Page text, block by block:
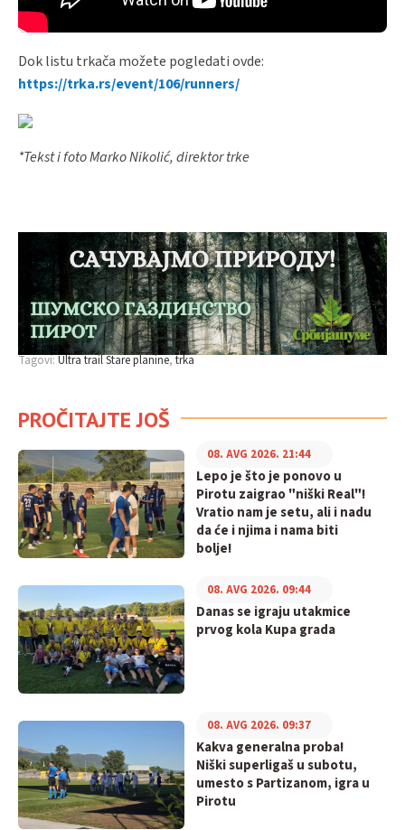
Dok listu trkača možete pogledati ovde:
https://trka.rs/event/106/runners/
*Tekst i foto Marko Nikolić, direktor trke
Tagovi:Ultra trail Stare planine trka
PROČITAJTE JOŠ
Lepo je što je ponovo u
Pirotu zaigrao "niški Real"!
Vratio nam je setu, ali i nadu
da će i njima i nama biti
bolje!
08. AVG 2026. 21:44
Danas se igraju utakmice
prvog kola Kupa grada
08. AVG 2026. 09:44
Kakva generalna proba!
Niški superligaš u subotu,
umesto s Partizanom, igra u
Pirotu
08. AVG 2026. 09:37